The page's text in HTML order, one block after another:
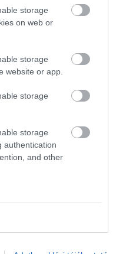
storage
on web or
storage
website or app.
storage
storage
authentication
and other
aznapi friss cikkeket!
nézi, szerelemtől